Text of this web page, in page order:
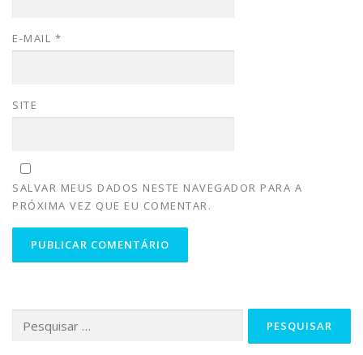
E-MAIL *
SITE
SALVAR MEUS DADOS NESTE NAVEGADOR PARA A
PRÓXIMA VEZ QUE EU COMENTAR.